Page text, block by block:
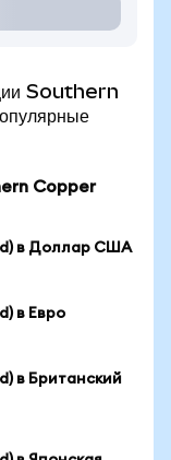
Southern
Copper
в Доллар США
в Евро
в Британский